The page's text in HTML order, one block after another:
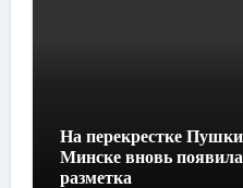
На перекрестке
Минске вновь
разметка